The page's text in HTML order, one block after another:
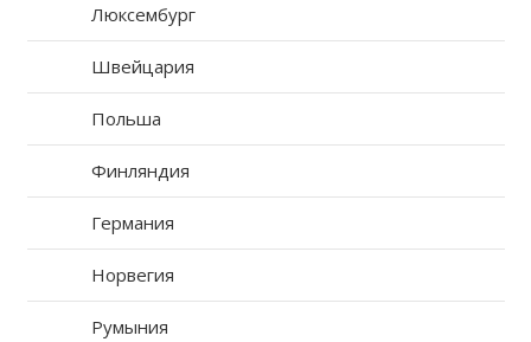
Люксембург
Швейцария
Польша
Финляндия
Германия
Норвегия
Румыния